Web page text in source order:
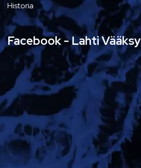
Historia
Facebook - Lahti Vääksy